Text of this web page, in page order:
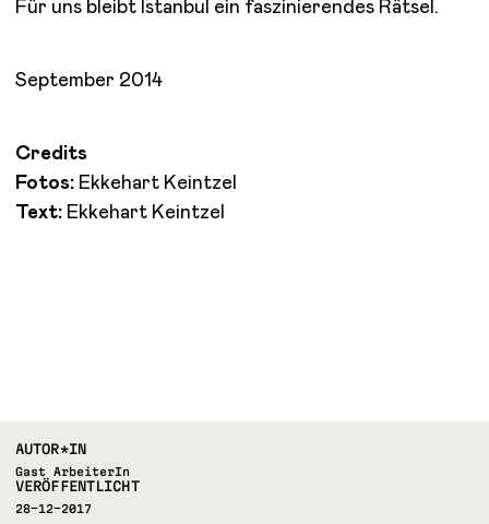
Für uns bleibt Istanbul ein faszinierendes Rätsel.
September 2014
Credits
Fotos: Ekkehart Keintzel
Text:Ekkehart Keintzel
AUTOR*IN
Gast ArbeiterIn
VERÖFFENTLICHT
28-12-2017